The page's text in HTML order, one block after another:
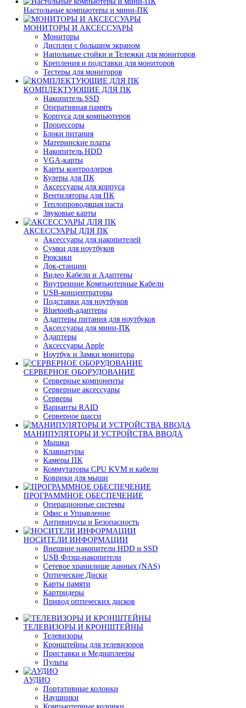
Настольные компьютеры и мини-ПК
МОНИТОРЫ И АКСЕССУАРЫ
Мониторы
Дисплеи с большим экраном
Напольные стойки и Тележки для мониторов
Крепления и подставки для мониторов
Тестеры для мониторов
КОМПЛЕКТУЮЩИЕ ДЛЯ ПК
Накопитель SSD
Оперативная память
Корпуса для компьютеров
Процессоры
Блоки питания
Материнские платы
Накопитель HDD
VGA-карты
Карты контроллеров
Кулеры для ПК
Аксессуары для корпуса
Вентиляторы для ПК
Теплопроводящая паста
Звуковые карты
АКСЕССУАРЫ ДЛЯ ПК
Аксессуары для накопителей
Сумки для ноутбуков
Рюкзаки
Док-станции
Видео Кабели и Адаптеры
Внутренние Компьютерные Кабели
USB-концентраторы
Подставки для ноутбуков
Bluetooth-адаптеры
Адаптеры питания для ноутбуков
Аксессуары для мини-ПК
Адаптеры
Аксессуары Apple
Ноутбук и Замки монитора
СЕРВЕРНОЕ ОБОРУДОВАНИЕ
Серверные компоненты
Серверные аксессуары
Серверы
Варианты RAID
Серверное шасси
МАНИПУЛЯТОРЫ И УСТРОЙСТВА ВВОДА
Мышки
Клавиатуры
Камеры ПК
Коммутаторы CPU KVM и кабели
Коврики для мыши
ПРОГРАММНОЕ ОБЕСПЕЧЕНИЕ
Операционные системы
Офис и Управление
Антивирусы и Безопасность
НОСИТЕЛИ ИНФОРМАЦИИ
Внешние накопители HDD и SSD
USB Флэш-накопители
Сетевое хранилище данных (NAS)
Оптические Диски
Карты памяти
Картридеры
Привод оптических дисков
ТЕЛЕВИЗОРЫ И КРОНШТЕЙНЫ
Телевизоры
Кронштейны для телевизоров
Приставки и Медиаплееры
Пульты
АУДИО
Портативные колонки
Наушники
Компьютерные колонки